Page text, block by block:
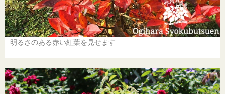
明るさのある赤い紅葉を見せます